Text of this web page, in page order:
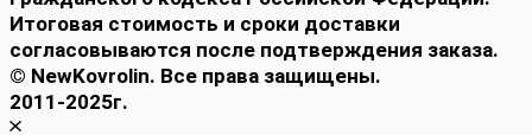
Итоговая стоимость и сроки доставки
согласовываются после подтверждения заказа.
© NewKovrolin. Все права защищены.
2011-2025г.